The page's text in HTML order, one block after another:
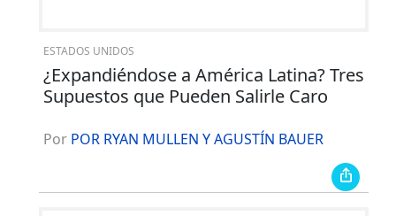
ESTADOS UNIDOS
¿Expandiéndose a América Latina? Tres
Supuestos que Pueden Salirle Caro
Por POR RYAN MULLEN Y AGUSTÍN BAUER